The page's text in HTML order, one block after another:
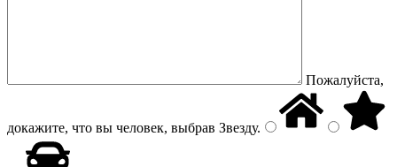
Пожалуйста,
докажите, что вы человек, выбрав Звезду.